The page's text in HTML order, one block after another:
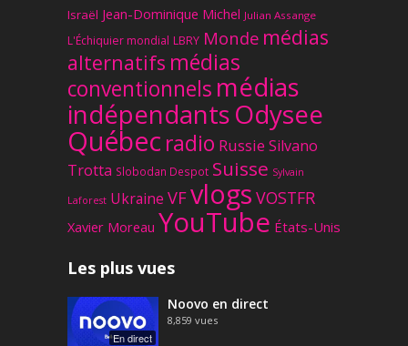
Israël Jean-Dominique Michel Julian Assange
L'Échiquier mondial LBRY Monde médias
alternatifs médias
conventionnels médias
indépendantsOdysee
Québec radio Russie Silvano
Trotta Slobodan Despot Suisse Sylvain
Laforest Ukraine VFvlogs VOSTFR
Xavier Moreau YouTube États-Unis
Les plus vues
En direct
Noovo en direct
8,859 vues